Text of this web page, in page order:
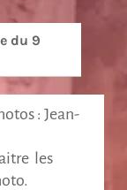
du 9
: Jean-
les